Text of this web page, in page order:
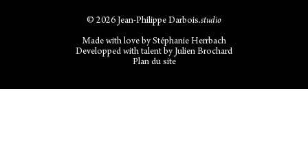
© 2026 Jean-Philippe Darbois.studio
Made with love byStéphanie Herrbach
Developped with talent by Julien Brochard
Plan du site